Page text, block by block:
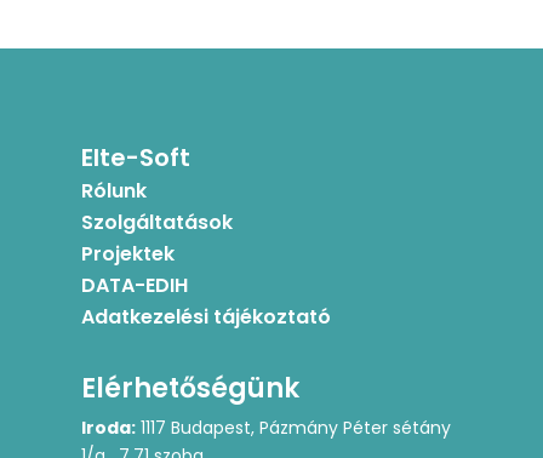
Elte-Soft
Rólunk
Szolgáltatások
Projektek
DATA-EDIH
Adatkezelési tájékoztató
Elérhetőségünk
Iroda: 1117 Budapest, Pázmány Péter sétány